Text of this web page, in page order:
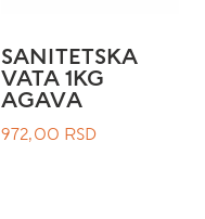
SANITETSKA
VATA 1KG
AGAVA
972,00 RSD